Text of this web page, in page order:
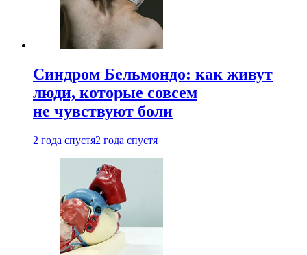
Синдром Бельмондо: как живут
люди, которые совсем
не чувствуют боли
2 года спустя2 года спустя